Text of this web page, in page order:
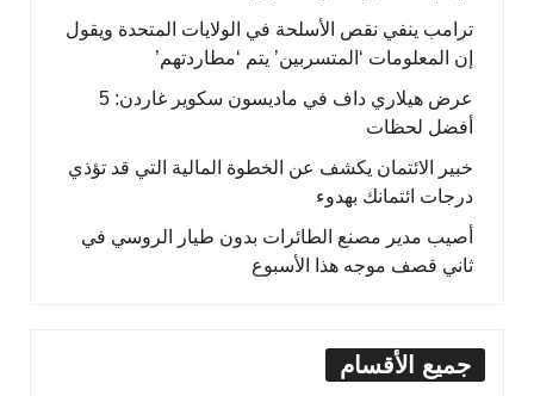
ترامب ينفي نقص الأسلحة في الولايات المتحدة ويقول
إن المعلومات ‘المتسربين’ يتم ‘مطاردتهم’
عرض هيلاري داف في ماديسون سكوير غاردن: 5
أفضل لحظات
خبير الائتمان يكشف عن الخطوة المالية التي قد تؤذي
درجات ائتمانك بهدوء
أصيب مدير مصنع الطائرات بدون طيار الروسي في
ثاني قصف موجه هذا الأسبوع
جميع الأقسام